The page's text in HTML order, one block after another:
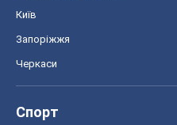
Київ
Запоріжжя
Черкаси
Спорт